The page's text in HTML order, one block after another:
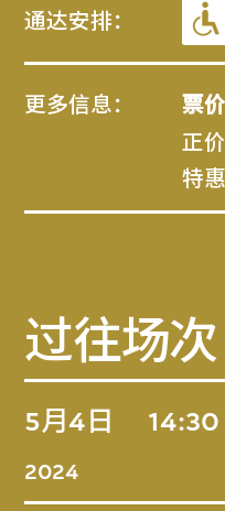
通达安排：
更多信息： 票价
正
特
过往场次
5月4日
2024
14:30